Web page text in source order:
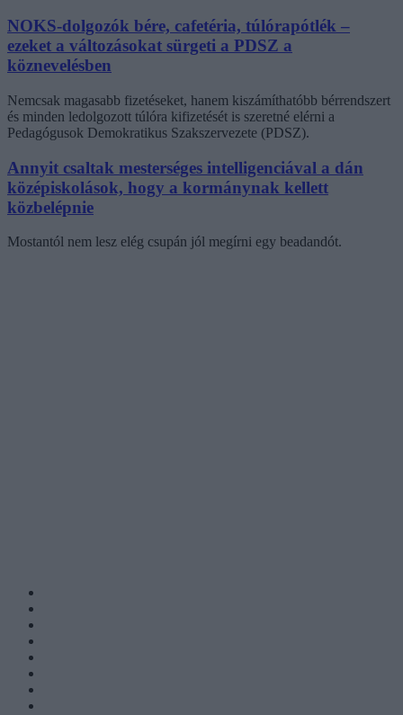
NOKS-dolgozók bére, cafetéria, túlórapótlék –
ezeket a változásokat sürgeti a PDSZ a
köznevelésben
Nemcsak magasabb fizetéseket, hanem kiszámíthatóbb bérrendszert
és minden ledolgozott túlóra kifizetését is szeretné elérni a
Pedagógusok Demokratikus Szakszervezete (PDSZ).
Annyit csaltak mesterséges intelligenciával a dán
középiskolások, hogy a kormánynak kellett
közbelépnie
Mostantól nem lesz elég csupán jól megírni egy beadandót.